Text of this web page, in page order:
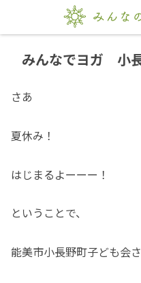
みんなでヨガ 小
さあ
夏休み！
はじまるよーーー！
ということで、
能美市小長野町子ども会